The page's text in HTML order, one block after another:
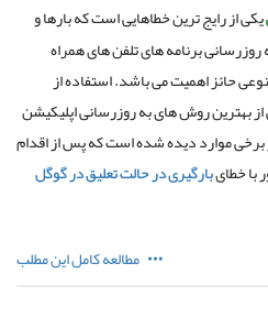
یکی از رایج ترین خطاهایی است که بارها و
روزرسانی برنامه های تلفن های همراه
حائز اهمیت می باشد.استفاده از
بهترین روش های به روزرسانی اپلیکیشن
برخی موارد دیده شده است که پس از اقدام
با خطایبارگیریدرحالتتعلیقدرگوگل
مطالعه کامل این مطلب